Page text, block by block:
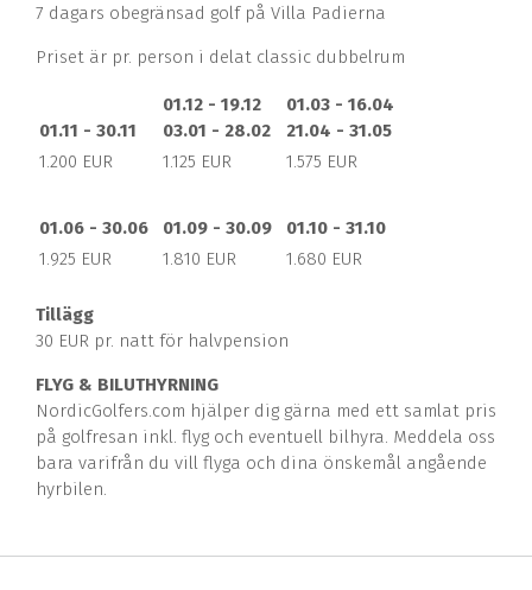
7 dagars obegränsad golf på Villa Padierna
Priset är pr. person i delat classic dubbelrum
01.11 - 30.11
01.12 - 19.12
03.01 - 28.02
01.03 - 16.04
21.04 - 31.05
1.200 EUR
1.125 EUR 1.575 EUR
01.06 - 30.06 01.09 - 30.09
01.10 - 31.10
1.925 EUR
1.810 EUR 1.680 EUR
Tillägg
30 EUR pr. natt för halvpension
FLYG & BILUTHYRNING
NordicGolfers.com hjälper dig gärna med ett samlat pris
på golfresan inkl. flyg och eventuell bilhyra. Meddela oss
bara varifrån du vill flyga och dina önskemål angående
hyrbilen.